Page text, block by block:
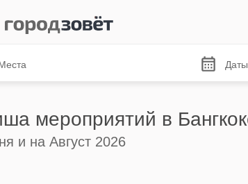
Даты
мероприятий в
и на Август 2026